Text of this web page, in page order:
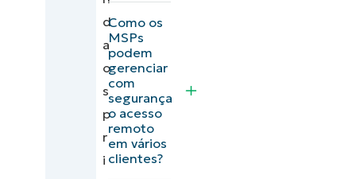
d
a
o
s
p
r
i
Como os
MSPs
podem
gerenciar
com
segurança
o acesso
remoto
em vários
clientes?